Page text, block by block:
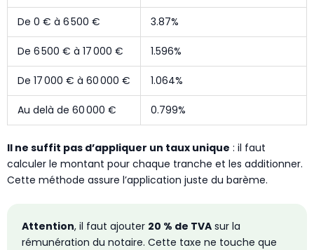
De 0 € à 6 500 € 3.87%
De 6 500 € à 17 000 € 1.596%
De 17 000 € à 60 000 € 1.064%
Au delà de 60 000 € 0.799%
Il ne suffit pas d’appliquer un taux unique : il faut
calculer le montant pour chaque tranche et les additionner.
Cette méthode assure l’application juste du barème.
Attention, il faut ajouter 20 % de TVA sur la
rémunération du notaire. Cette taxe ne touche que